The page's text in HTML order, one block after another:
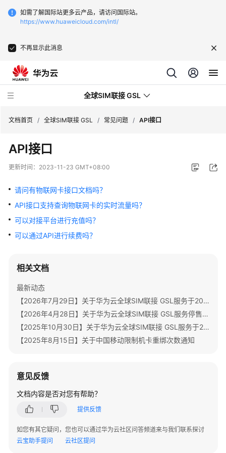
如需了解国际站更多云产品，请访问国际站。
https://www.huaweicloud.com/intl/
不再显示此消息
全球SIM联接 GSL
最
新
态
服
务
公
告
产
介
绍
速
入
用
户
API
参
文档首页 / 全球SIM联接 GSL / 常见问题 / API接口
API接口
更新时间： 2023-11-23 GMT+08:00
请问有物联网卡接口文档吗？
API接口支持查询物联网卡的实时流量吗？
可以对接平台进行充值吗？
可以通过API进行续费吗？
相关文档
最新动态
【2026年7月29日】关于华为云全球SIM联接 GSL服务于2026年07月31日00:00（北京时间）停售通知
【2026年4月28日】关于华为云全球SIM联接 GSL服务停售时间调整通知
【2025年10月30日】关于华为云全球SIM联接 GSL服务于2026年04月30日00:00（北京时间）停售通知
【2025年8月15日】关于中国移动限制机卡重绑次数通知
意见反馈
文档内容是否对您有帮助？
提供反馈
如您有其它疑问，您也可以通过华为云社区问答频道来与我们联系探讨
云宝助手提问
云社区提问